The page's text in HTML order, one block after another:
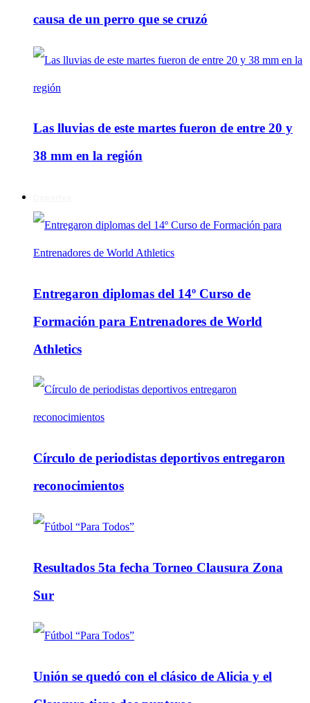
causa de un perro que se cruzó
Las lluvias de este martes fueron de entre 20 y
38 mm en la región
Entregaron diplomas del 14º Curso de
Formación para Entrenadores de World
Athletics
Círculo de periodistas deportivos entregaron
reconocimientos
Resultados 5ta fecha Torneo Clausura Zona
Sur
Unión se quedó con el clásico de Alicia y el